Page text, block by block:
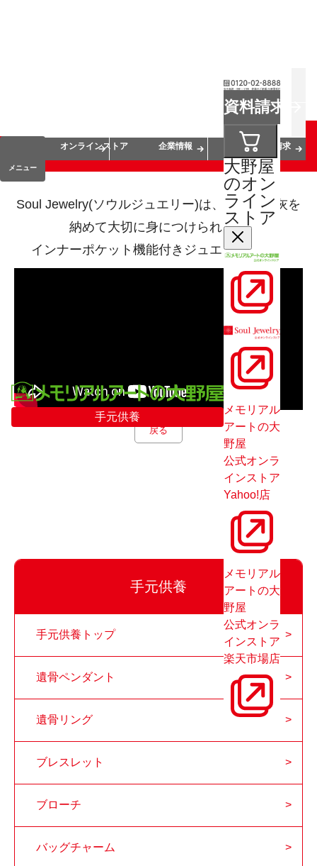
手元供養
資料請求
大野屋
のオン
ライン
ストア
メモリアル
アートの大
野屋
公式オンラ
インストア
Yahoo!店
メモリアル
アートの大
野屋
公式オンラ
インストア
楽天市場店
メニュー
会員サービス
オンラインストア
企業情報 資料請求
Soul Jewelry(ソウルジュエリー)は、遺骨や遺灰を
納めて大切に身につけられる。
インナーポケット機能付きジュエリーです。
戻る
手元供養
手元供養トップ
遺骨ペンダント
遺骨リング
ブレスレット
ブローチ
バッグチャーム